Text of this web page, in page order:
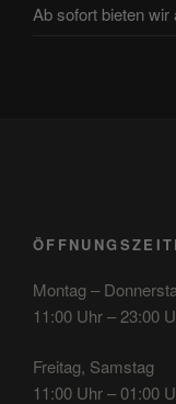
Ab sofort bieten
Montag –
11:00 Uhr – 23:00
Freitag, Samstag
11:00 Uhr – 01:00